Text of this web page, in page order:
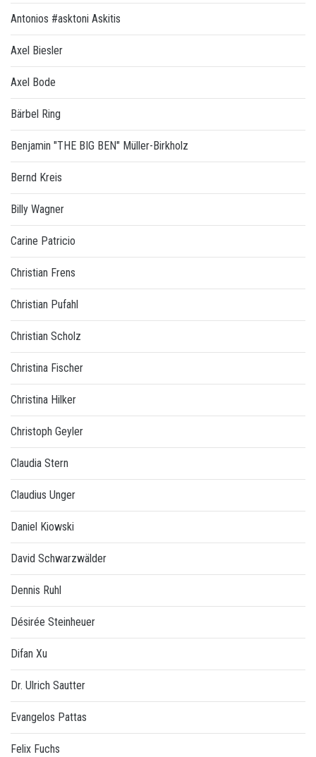
Antonios #asktoni Askitis
Axel Biesler
Axel Bode
Bärbel Ring
Benjamin "THE BIG BEN" Müller-Birkholz
Bernd Kreis
Billy Wagner
Carine Patricio
Christian Frens
Christian Pufahl
Christian Scholz
Christina Fischer
Christina Hilker
Christoph Geyler
Claudia Stern
Claudius Unger
Daniel Kiowski
David Schwarzwälder
Dennis Ruhl
Désirée Steinheuer
Difan Xu
Dr. Ulrich Sautter
Evangelos Pattas
Felix Fuchs